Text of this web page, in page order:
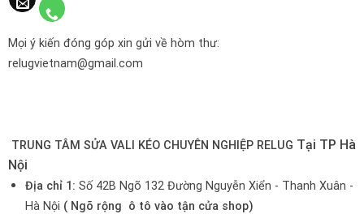
Mọi ý kiến đóng góp xin gửi về hòm thư:
relugvietnam@gmail.com
TRUNG TÂM SỬA VALI KÉO CHUYÊN NGHIỆP RELUG Tại TP Hà
Nội
Địa chỉ 1: Số 42B Ngõ 132 Đường Nguyễn Xiển - Thanh Xuân -
Hà Nội ( Ngõ rộng ô tô vào tận cửa shop)